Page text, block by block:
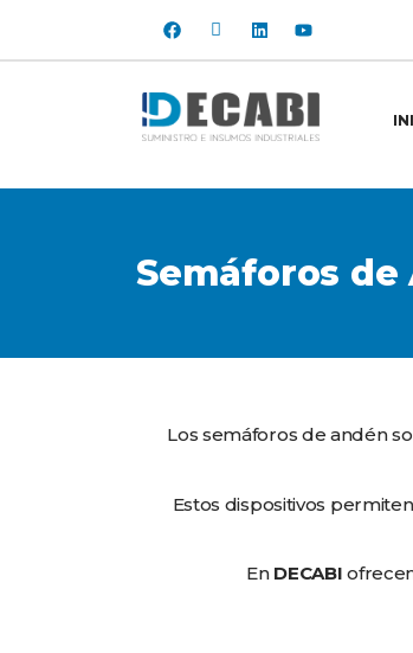
Semáforos de
Los semáforos de andén
Estos dispositivos
En DECABI